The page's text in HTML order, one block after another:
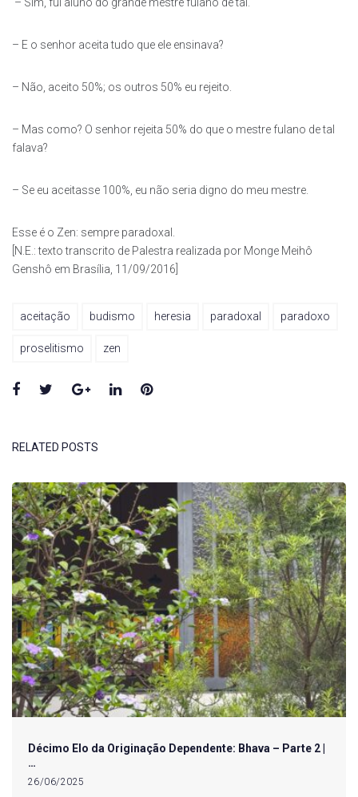
– E o senhor aceita tudo que ele ensinava?
– Não, aceito 50%; os outros 50% eu rejeito.
– Mas como? O senhor rejeita 50% do que o mestre fulano de tal
falava?
– Se eu aceitasse 100%, eu não seria digno do meu mestre.
Esse é o Zen: sempre paradoxal.
[N.E.: texto transcrito de Palestra realizada por Monge Meihô
Genshô em Brasília, 11/09/2016]
aceitação budismo heresia paradoxal paradoxo
proselitismo zen
Facebook
TwitterGoogle+LinkedInPinterest
RELATED POSTS
Décimo Elo da Originação Dependente: Bhava – Parte 2 |
…
26/06/2025